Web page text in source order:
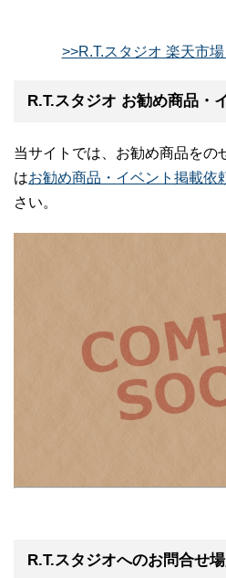
>>R.T.スタジオ 楽天市
R.T.スタジオ お勧め商品・
当サイトでは、お勧め商品をの
はお勧め商品・イベント掲載依
さい。
R.T.スタジオへのお問合せ